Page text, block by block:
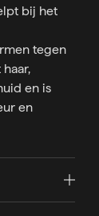
bij het
tegen
en is
en